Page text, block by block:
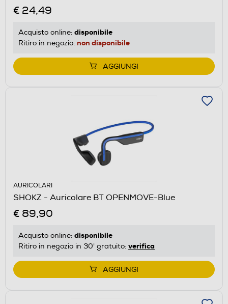
€ 24,49
Acquisto online: disponibile
Ritiro in negozio: non disponibile
AGGIUNGI
AURICOLARI
SHOKZ - Auricolare BT OPENMOVE-Blue
€ 89,90
Acquisto online: disponibile
Ritiro in negozio in 30' gratuito: verifica
AGGIUNGI